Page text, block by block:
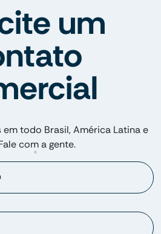
um
todo Brasil, América Latina e
com a gente.